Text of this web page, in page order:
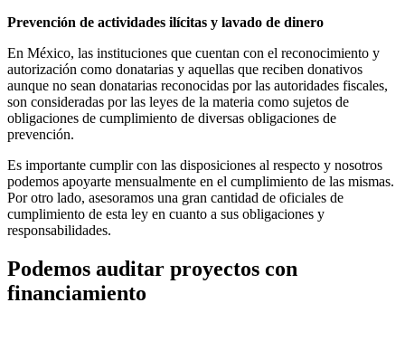
Prevención de actividades ilícitas y lavado de dinero
En México, las instituciones que cuentan con el reconocimiento y
autorización como donatarias y aquellas que reciben donativos
aunque no sean donatarias reconocidas por las autoridades fiscales,
son consideradas por las leyes de la materia como sujetos de
obligaciones de cumplimiento de diversas obligaciones de
prevención.
Es importante cumplir con las disposiciones al respecto y nosotros
podemos apoyarte mensualmente en el cumplimiento de las mismas.
Por otro lado, asesoramos una gran cantidad de oficiales de
cumplimiento de esta ley en cuanto a sus obligaciones y
responsabilidades.
Podemos auditar proyectos con
financiamiento